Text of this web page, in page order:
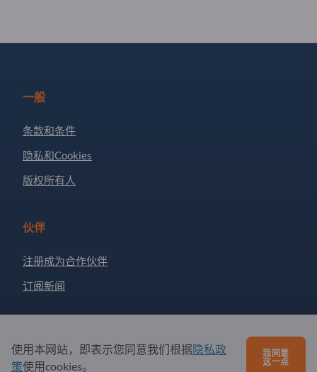
一般
条款和条件
隐私和Cookies
版权所有人
伙伴
注册成为合作伙伴
订阅新闻
问题和回答
使用本网站，即表示您同意我们根据隐私政
策使用cookies。
我同意
这一点